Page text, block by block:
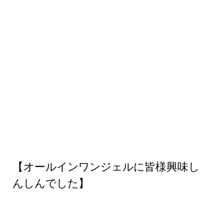
【オールインワンジェルに皆様興味し
んしんでした】